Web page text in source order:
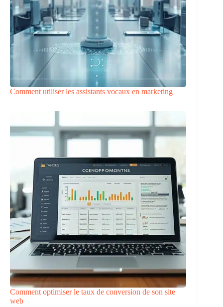
Comment utiliser les assistants vocaux en marketing
Comment optimiser le taux de conversion de son site
web